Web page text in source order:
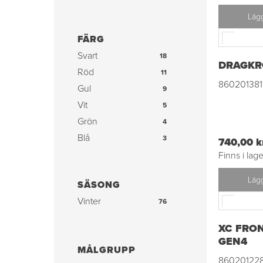
FÄRG
Svart
18
Röd 11
Gul 9
Vit 5
Grön 4
Blå 3
SÄSONG
Vinter
76
MÅLGRUPP
860201381
740,00
Finns i
XC
GEN4